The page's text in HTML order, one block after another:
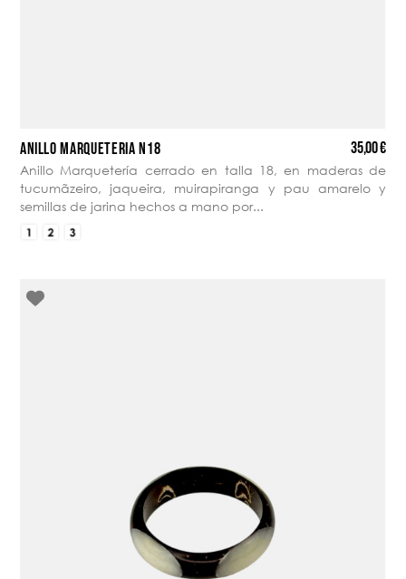
ANILLO MARQUETERÍA N18 35,00 €
Anillo Marquetería cerrado en talla 18, en maderas de
tucumãzeiro, jaqueira, muirapiranga y pau amarelo y
semillas de jarina hechos a mano por...